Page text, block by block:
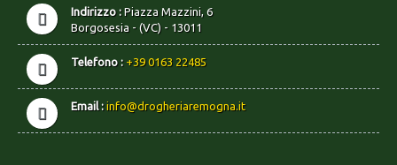
Indirizzo :Piazza Mazzini, 6
Borgosesia - (VC) - 13011
Telefono : +39 0163 22485
Email :info@drogheriaremogna.it